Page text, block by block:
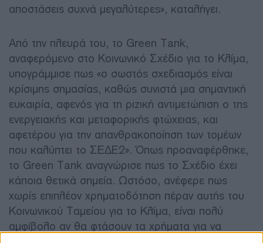
αποστάσεις συχνά μεγαλύτερες», καταλήγει.
Από την πλευρά του, το Green Tank,
αναφερόμενο στο Κοινωνικό Σχέδιο για το Κλίμα,
υπογράμμισε πως «ο σωστός σχεδιασμός είναι
κρίσιμης σημασίας, καθώς συνιστά μια σημαντική
ευκαιρία, αφενός για τη ριζική αντιμετώπιση ο της
ενεργειακής και μεταφορικής φτώχειας, και
αφετέρου για την απανθρακοποίηση των τομέων
που καλύπτει το ΣΕΔΕ2». Όπως προαναφέρθηκε,
το Green Tank αναγνώρισε πως το Σχέδιο έχει
κάποια θετικά σημεία. Ωστόσο, ανέφερε πως
χωρίς επιπλέον χρηματοδότηση πέραν αυτής του
Κοινωνικού Ταμείου για το Κλίμα, είναι πολύ
αμφίβολο αν θα φτάσουν τα χρήματα για να